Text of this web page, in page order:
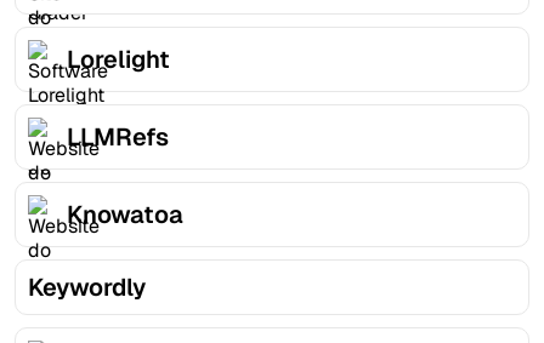
Lorelight
LLMRefs
Knowatoa
Keywordly